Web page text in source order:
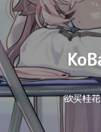
欲买桂